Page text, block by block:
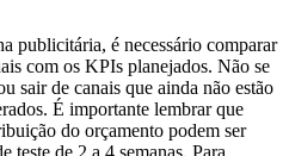
publicitária, é necessário comparar
com os KPIs planejados. Não se
sair de canais que ainda não estão
É importante lembrar que
do orçamento podem ser
teste de 2 a 4 semanas. Para